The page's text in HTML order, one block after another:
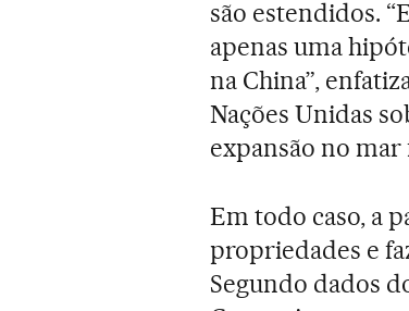
são estendidos.
apenas uma
na China”,
Nações Unidas
expansão no
Em todo caso, a
propriedades e
Segundo dados